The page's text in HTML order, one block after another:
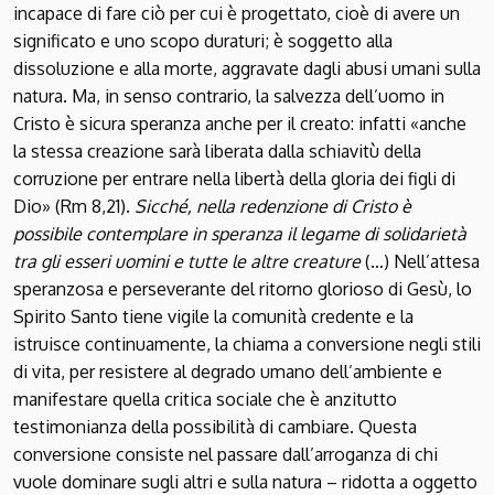
incapace di fare ciò per cui è progettato, cioè di avere un
significato e uno scopo duraturi; è soggetto alla
dissoluzione e alla morte, aggravate dagli abusi umani sulla
natura. Ma, in senso contrario, la salvezza dell’uomo in
Cristo è sicura speranza anche per il creato: infatti «anche
la stessa creazione sarà liberata dalla schiavitù della
corruzione per entrare nella libertà della gloria dei figli di
Dio» (Rm 8,21). Sicché, nella redenzione di Cristo è
possibile contemplare in speranza il legame di solidarietà
tra gli esseri uomini e tutte le altre creature(…) Nell’attesa
speranzosa e perseverante del ritorno glorioso di Gesù, lo
Spirito Santo tiene vigile la comunità credente e la
istruisce continuamente, la chiama a conversione negli stili
di vita, per resistere al degrado umano dell’ambiente e
manifestare quella critica sociale che è anzitutto
testimonianza della possibilità di cambiare. Questa
conversione consiste nel passare dall’arroganza di chi
vuole dominare sugli altri e sulla natura – ridotta a oggetto